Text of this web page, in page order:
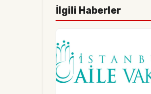
İlgili Haberler